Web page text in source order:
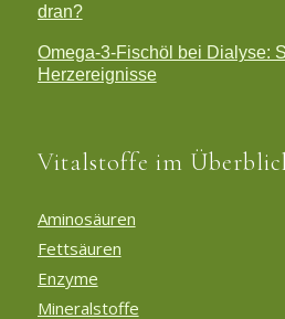
dran?
Omega-3-Fischöl bei Dialyse:
Herzereignisse
Vitalstoffe im
Aminosäuren
Fettsäuren
Enzyme
Mineralstoffe